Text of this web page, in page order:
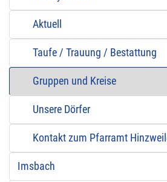
Aktuell
Taufe / Trauung / Bestattung
Gruppen und Kreise
Unsere Dörfer
Kontakt zum Pfarramt
Imsbach